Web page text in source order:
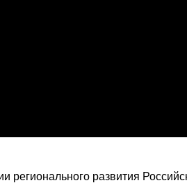
регионального развития